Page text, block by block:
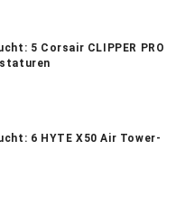
5 Corsair CLIPPER PRO
6 HYTE X50 Air Tower-